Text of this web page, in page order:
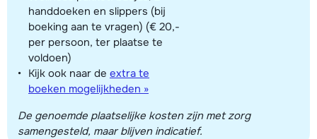
handdoeken en slippers (bij
boeking aan te vragen) (€ 20,-
per persoon, ter plaatse te
voldoen)
Kijk ook naar de extra te
boeken mogelijkheden »
De genoemde plaatselijke kosten zijn met zorg
samengesteld, maar blijven indicatief.